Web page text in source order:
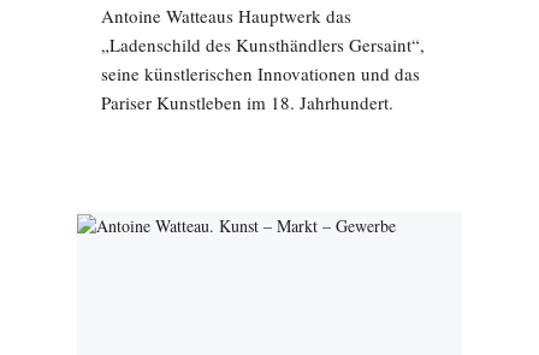
Antoine Watteaus Hauptwerk das
„Ladenschild des Kunsthändlers Gersaint“,
seine künstlerischen Innovationen und das
Pariser Kunstleben im 18. Jahrhundert.